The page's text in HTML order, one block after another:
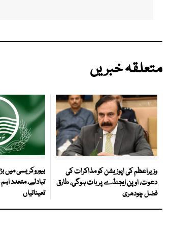
متعلقہ خبریں
وزیراعظم کی اپوزیشن کو مذاکرات کی
دعوت، اوپن ایجنڈے پر بات ہوگی، طارق
فضل چودھری
بیوروکریسی میں
تبادلے، متعدد
تعیناتیاں